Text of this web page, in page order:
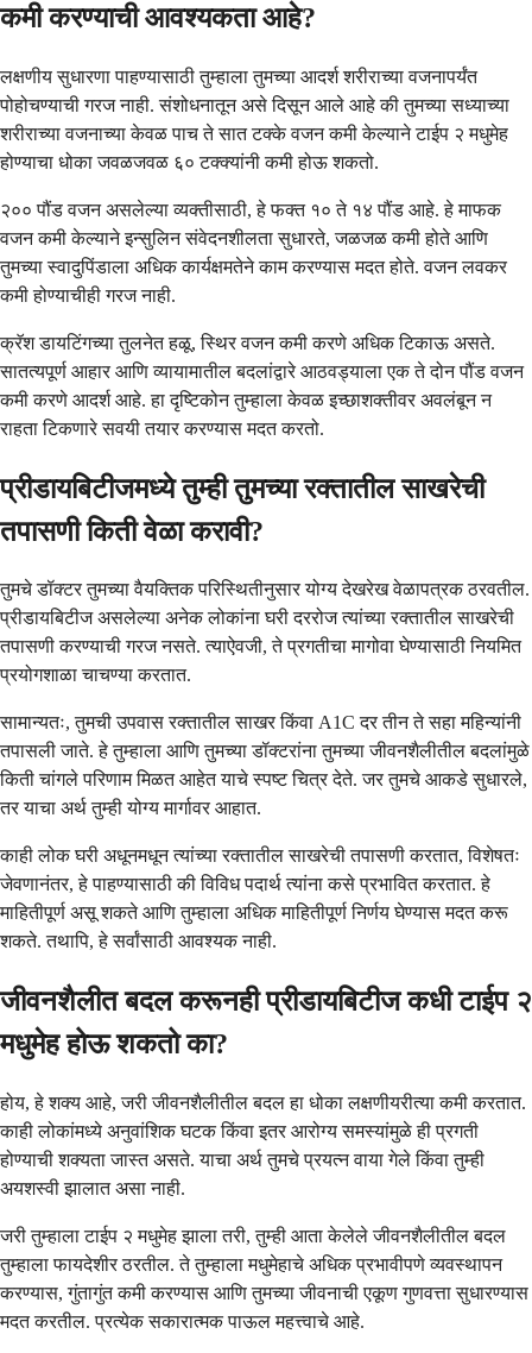
कमी करण्याची आवश्यकता आहे?
लक्षणीय सुधारणा पाहण्यासाठी तुम्हाला तुमच्या आदर्श शरीराच्या वजनापर्यंत
पोहोचण्याची गरज नाही. संशोधनातून असे दिसून आले आहे की तुमच्या सध्याच्या
शरीराच्या वजनाच्या केवळ पाच ते सात टक्के वजन कमी केल्याने टाईप २ मधुमेह
होण्याचा धोका जवळजवळ ६० टक्क्यांनी कमी होऊ शकतो.
२०० पौंड वजन असलेल्या व्यक्तीसाठी, हे फक्त १० ते १४ पौंड आहे. हे माफक
वजन कमी केल्याने इन्सुलिन संवेदनशीलता सुधारते, जळजळ कमी होते आणि
तुमच्या स्वादुपिंडाला अधिक कार्यक्षमतेने काम करण्यास मदत होते. वजन लवकर
कमी होण्याचीही गरज नाही.
क्रॅश डायटिंगच्या तुलनेत हळू, स्थिर वजन कमी करणे अधिक टिकाऊ असते.
सातत्यपूर्ण आहार आणि व्यायामातील बदलांद्वारे आठवड्याला एक ते दोन पौंड वजन
कमी करणे आदर्श आहे. हा दृष्टिकोन तुम्हाला केवळ इच्छाशक्तीवर अवलंबून न
राहता टिकणारे सवयी तयार करण्यास मदत करतो.
प्रीडायबिटीजमध्ये तुम्ही तुमच्या रक्तातील साखरेची
तपासणी किती वेळा करावी?
तुमचे डॉक्टर तुमच्या वैयक्तिक परिस्थितीनुसार योग्य देखरेख वेळापत्रक ठरवतील.
प्रीडायबिटीज असलेल्या अनेक लोकांना घरी दररोज त्यांच्या रक्तातील साखरेची
तपासणी करण्याची गरज नसते. त्याऐवजी, ते प्रगतीचा मागोवा घेण्यासाठी नियमित
प्रयोगशाळा चाचण्या करतात.
सामान्यतः, तुमची उपवास रक्तातील साखर किंवा A1C दर तीन ते सहा महिन्यांनी
तपासली जाते. हे तुम्हाला आणि तुमच्या डॉक्टरांना तुमच्या जीवनशैलीतील बदलांमुळे
किती चांगले परिणाम मिळत आहेत याचे स्पष्ट चित्र देते. जर तुमचे आकडे सुधारले,
तर याचा अर्थ तुम्ही योग्य मार्गावर आहात.
काही लोक घरी अधूनमधून त्यांच्या रक्तातील साखरेची तपासणी करतात, विशेषतः
जेवणानंतर, हे पाहण्यासाठी की विविध पदार्थ त्यांना कसे प्रभावित करतात. हे
माहितीपूर्ण असू शकते आणि तुम्हाला अधिक माहितीपूर्ण निर्णय घेण्यास मदत करू
शकते. तथापि, हे सर्वांसाठी आवश्यक नाही.
जीवनशैलीत बदल करूनही प्रीडायबिटीज कधी टाईप २
मधुमेह होऊ शकतो का?
होय, हे शक्य आहे, जरी जीवनशैलीतील बदल हा धोका लक्षणीयरीत्या कमी करतात.
काही लोकांमध्ये अनुवांशिक घटक किंवा इतर आरोग्य समस्यांमुळे ही प्रगती
होण्याची शक्यता जास्त असते. याचा अर्थ तुमचे प्रयत्न वाया गेले किंवा तुम्ही
अयशस्वी झालात असा नाही.
जरी तुम्हाला टाईप २ मधुमेह झाला तरी, तुम्ही आता केलेले जीवनशैलीतील बदल
तुम्हाला फायदेशीर ठरतील. ते तुम्हाला मधुमेहाचे अधिक प्रभावीपणे व्यवस्थापन
करण्यास, गुंतागुंत कमी करण्यास आणि तुमच्या जीवनाची एकूण गुणवत्ता सुधारण्यास
मदत करतील. प्रत्येक सकारात्मक पाऊल महत्त्वाचे आहे.